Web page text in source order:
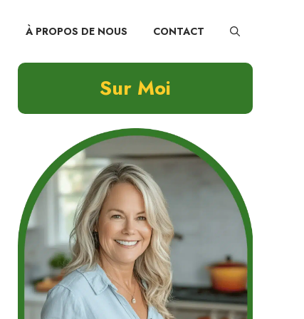
À PROPOS DE NOUS CONTACT
Sur Moi